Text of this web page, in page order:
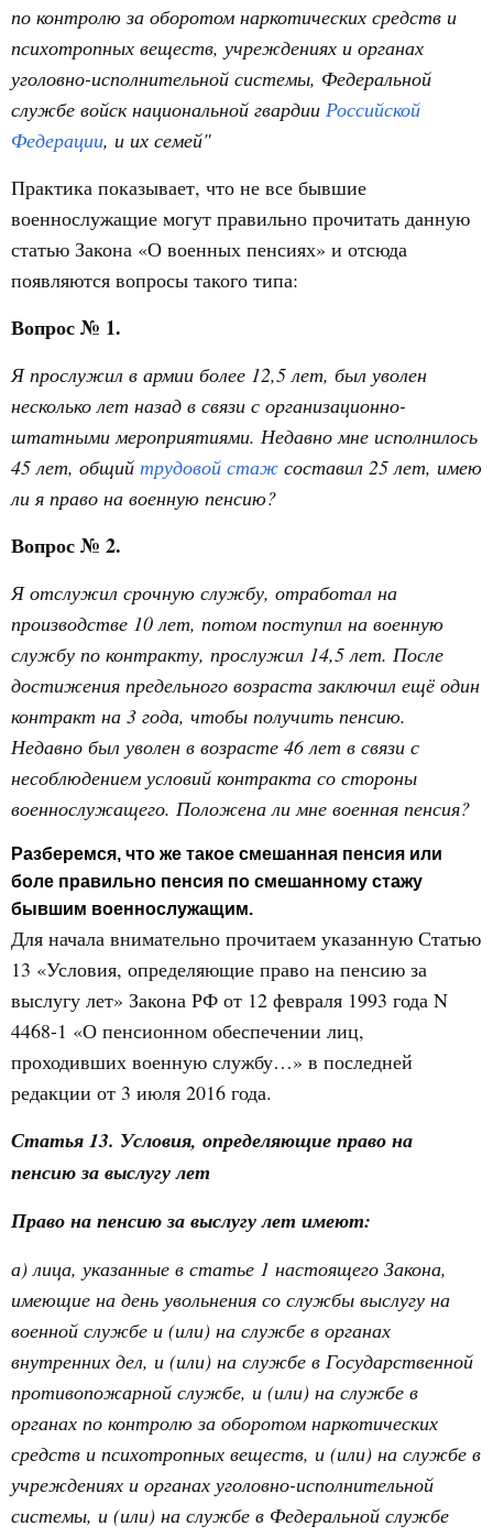
по контролю за оборотом наркотических средств и
психотропных веществ, учреждениях и органах
уголовно-исполнительной системы, Федеральной
службе войск национальной гвардии Российской
Федерации, и их семей"
Практика показывает, что не все бывшие
военнослужащие могут правильно прочитать данную
статью Закона «О военных пенсиях» и отсюда
появляются вопросы такого типа:
Вопрос № 1.
Я прослужил в армии более 12,5 лет, был уволен
несколько лет назад в связи с организационно-
штатными мероприятиями. Недавно мне исполнилось
45 лет, общий трудовой стаж составил 25 лет, имею
ли я право на военную пенсию?
Вопрос № 2.
Я отслужил срочную службу, отработал на
производстве 10 лет, потом поступил на военную
службу по контракту, прослужил 14,5 лет. После
достижения предельного возраста заключил ещё один
контракт на 3 года, чтобы получить пенсию.
Недавно был уволен в возрасте 46 лет в связи с
несоблюдением условий контракта со стороны
военнослужащего. Положена ли мне военная пенсия?
Разберемся, что же такое смешанная пенсия или
боле правильно пенсия по смешанному стажу
бывшим военнослужащим.
Для начала внимательно прочитаем указанную Статью
13 «Условия, определяющие право на пенсию за
выслугу лет» Закона РФ от 12 февраля 1993 года N
4468-1 «О пенсионном обеспечении лиц,
проходивших военную службу…» в последней
редакции от 3 июля 2016 года.
Статья 13. Условия, определяющие право на
пенсию за выслугу лет
Право на пенсию за выслугу лет имеют:
а) лица, указанные в статье 1 настоящего Закона,
имеющие на день увольнения со службы выслугу на
военной службе и (или) на службе в органах
внутренних дел, и (или) на службе в Государственной
противопожарной службе, и (или) на службе в
органах по контролю за оборотом наркотических
средств и психотропных веществ, и (или) на службе в
учреждениях и органах уголовно-исполнительной
системы, и (или) на службе в Федеральной службе